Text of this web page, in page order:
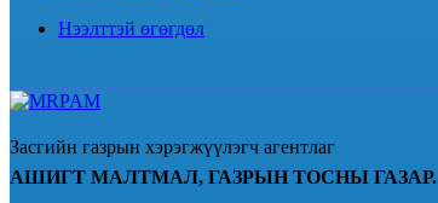
Нээлттэй өгөгдөл
Засгийн газрын хэрэгжүүлэгч агентлаг
АШИГТ МАЛТМАЛ, ГАЗРЫН ТОСНЫ ГАЗАР.